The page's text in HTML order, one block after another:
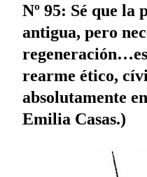
Nº 95: Sé que la
antigua, pero
rearme ético,
absolutamente
Emilia Casas.)